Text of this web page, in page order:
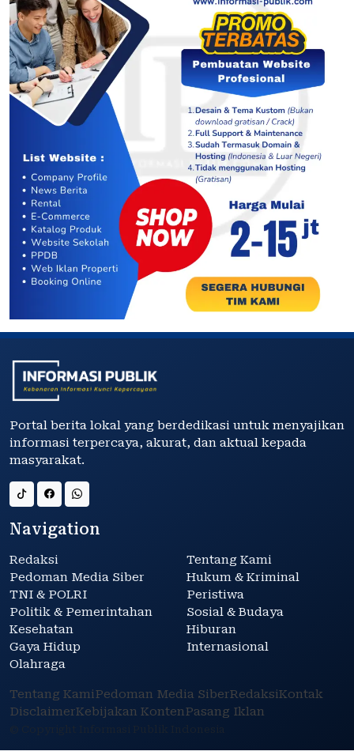
Portal berita lokal yang berdedikasi untuk menyajikan
informasi terpercaya, akurat, dan aktual kepada
masyarakat.
Navigation
Redaksi
Tentang Kami
Pedoman Media Siber
Hukum & Kriminal
TNI & POLRI
Peristiwa
Politik & Pemerintahan
Sosial & Budaya
Kesehatan
Hiburan
Gaya Hidup
Internasional
Olahraga
Tentang KamiPedoman Media SiberRedaksiKontak
DisclaimerKebijakan KontenPasang Iklan